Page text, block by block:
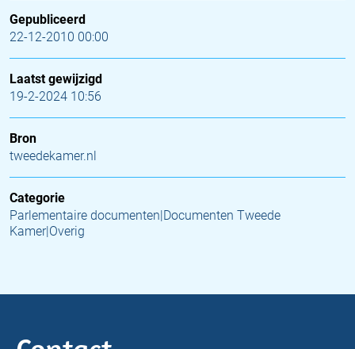
Gepubliceerd
22-12-2010 00:00
Laatst gewijzigd
19-2-2024 10:56
Bron
tweedekamer.nl
Categorie
Parlementaire documenten|Documenten Tweede
Kamer|Overig